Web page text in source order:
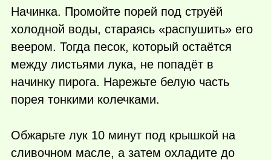
Начинка. Промойте порей под струёй
холодной воды, стараясь «распушить» его
веером. Тогда песок, который остаётся
между листьями лука, не попадёт в
начинку пирога. Нарежьте белую часть
порея тонкими колечками.
Обжарьте лук 10 минут под крышкой на
сливочном масле, а затем охладите до